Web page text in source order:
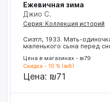
Ежевичная зима
Джио С.
Серия: Коллекция историй
Сиэтл, 1933. Мать-
маленького сына перед
Цена в магазинах - ₪79
Скидка - 10 % (₪8)
Цена: ₪71